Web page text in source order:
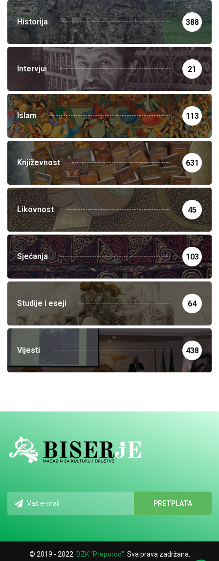
Historija 388
Intervjui 21
Islam 113
Književnost 631
Likovnost 45
Sjećanja 103
Studije i eseji 64
Vijesti 438
© 2019 - 2022. BZK "Preporod" . Sva prava zadržana.